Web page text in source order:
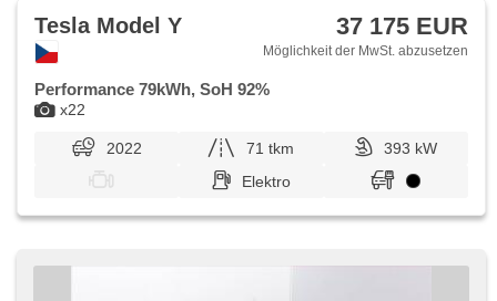
x22
Tesla Model Y 37 175 EUR
Möglichkeit der MwSt. abzusetzen
Performance 79kWh, SoH 92%
2022 71 tkm
393 kW
Elektro